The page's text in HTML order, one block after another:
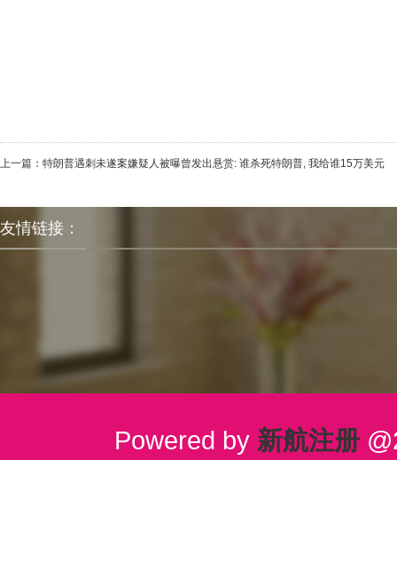
上一篇： 特朗普遇刺未遂案嫌疑人被曝曾发出悬赏: 谁杀死特朗普, 我给谁15万美元
友情链接：
Powered by 新航注册